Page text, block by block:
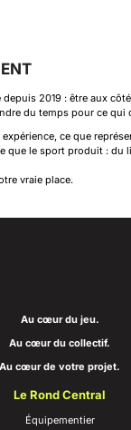
depuis 2019 : être aux
du temps pour ce qui
ce que
que le sport produit : du
vraie place.
Au cœur du jeu.
Au cœur du collectif.
Au cœur de votre projet.
Le Rond Central
Équipementier